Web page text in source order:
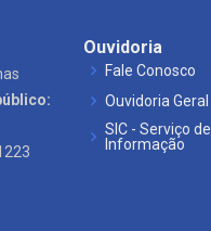
Ouvidoria
Fale Conosco
Ouvidoria Geral
SIC - Serviço de
Informação